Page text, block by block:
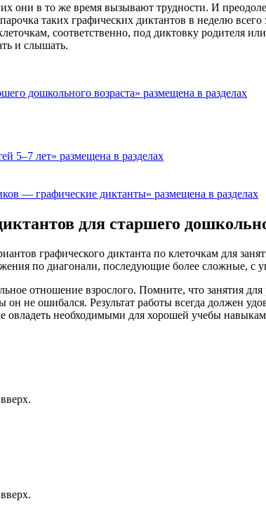
они в то же время вызывают трудности. И
таких графических диктантов в неделю
соответственно, под диктовку родителя
и слышать.
дошкольного возраста» размещена в разделах
5–7 лет» размещена в разделах
— графические диктанты» размещена в разделах
для старшего
графического диктанта по клеточкам для
по диагонали, последующие более сложные, с
отношение взрослого. Помните, что занятия
не ошибался. Результат работы всегда должен
овладеть необходимыми для хорошей учебы